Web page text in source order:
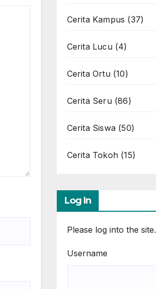
Cerita Kampus (37)
Cerita Lucu(4)
Cerita Ortu(10)
Cerita Seru(86)
Cerita Siswa(50)
Cerita Tokoh(15)
Log In
Please log into the site.
Username